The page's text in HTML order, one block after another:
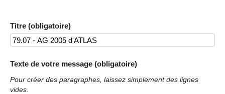
Titre (obligatoire)
Texte de votre message (obligatoire)
Pour créer des paragraphes, laissez simplement des lignes
vides.